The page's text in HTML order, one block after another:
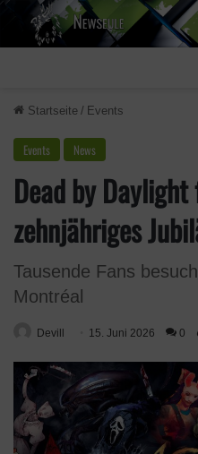
Startseite / Events
Events News
Dead by
zehnjähriges
Tausende Fans
Montréal
Devill 15. Juni 2026 0